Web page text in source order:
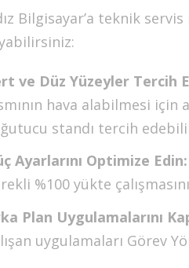
Bilgisayar’a teknik
ve Düz Yüzeyler Tercih
hava alabilmesi
standı tercih
Ayarlarını Optimize Edin:
%100 yükte
Plan Uygulamalarını
uygulamaları Görev